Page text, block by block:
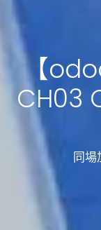
【
CH03
同場